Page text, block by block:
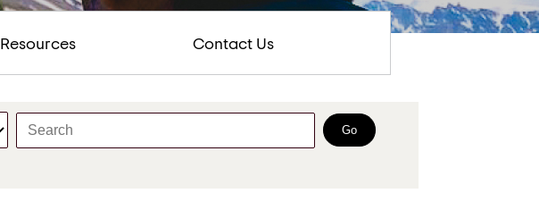
Resources Contact Us
e
Go